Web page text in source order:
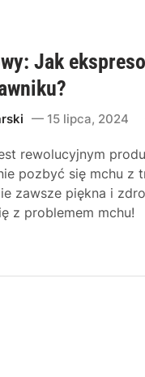
Jak
15 lipca, 2024
rewolucyjnym
pozbyć się mchu z
zawsze piękna i
z problemem mchu!